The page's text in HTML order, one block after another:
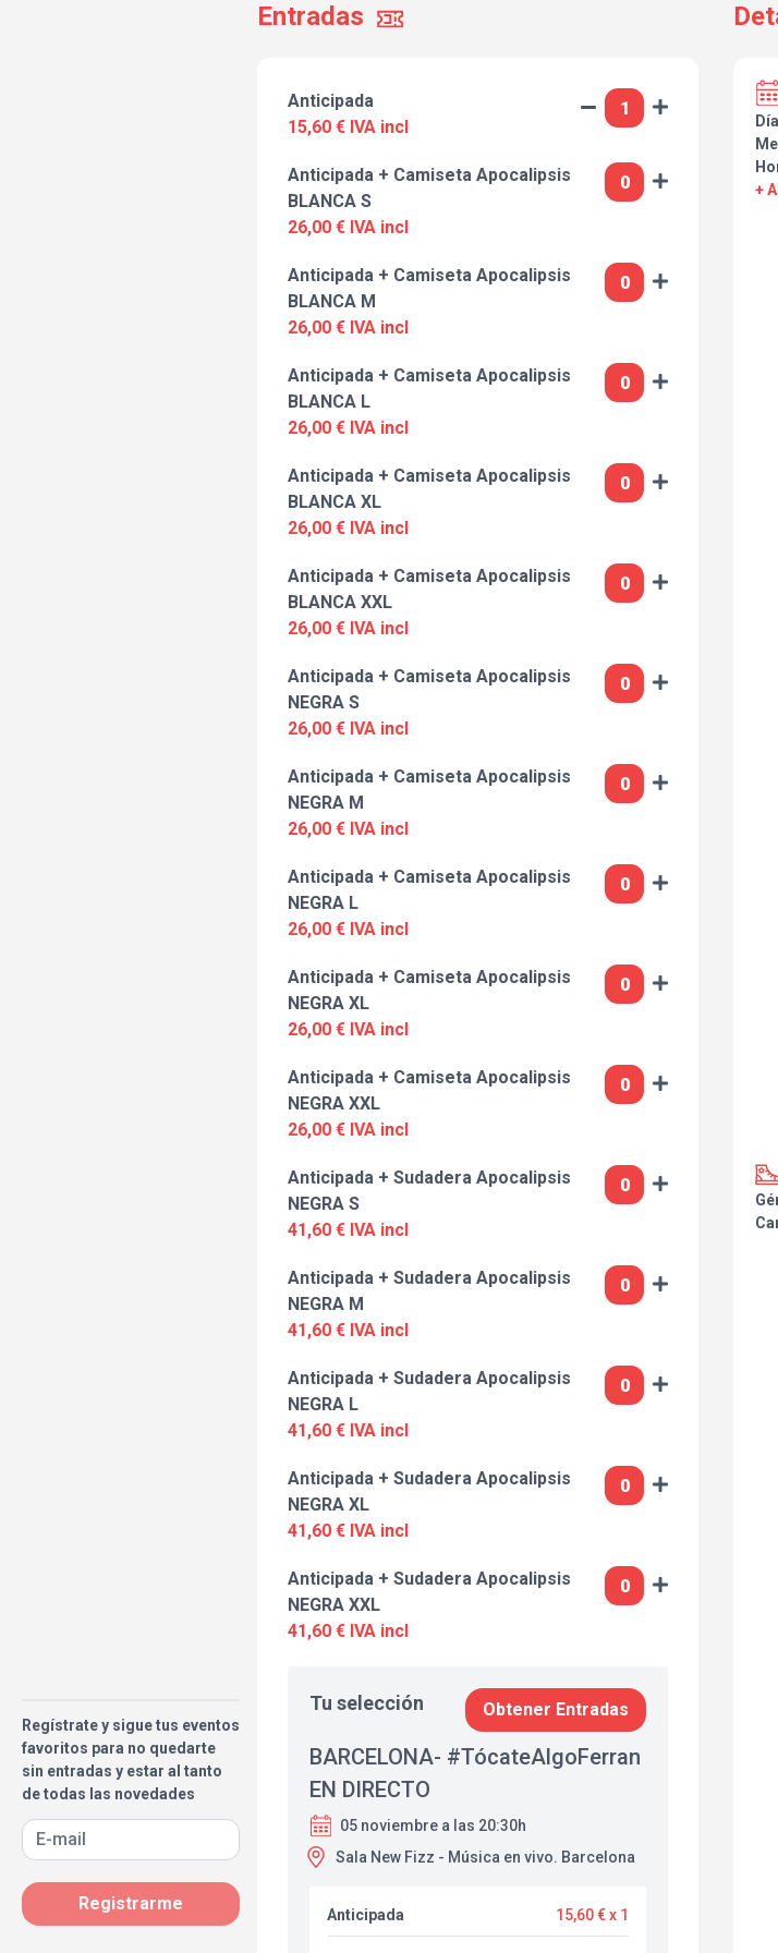
Regístrate y sigue tus eventos
favoritos para no quedarte
sin entradas y estar al tanto
de todas las novedades
Registrarme
Entradas
Anticipada
15,60 € IVA incl
Anticipada + Camiseta Apocalipsis
BLANCA S
26,00 € IVA incl
Anticipada + Camiseta Apocalipsis
BLANCA M
26,00 € IVA incl
Anticipada + Camiseta Apocalipsis
BLANCA L
26,00 € IVA incl
Anticipada + Camiseta Apocalipsis
BLANCA XL
26,00 € IVA incl
Anticipada + Camiseta Apocalipsis
BLANCA XXL
26,00 € IVA incl
Anticipada + Camiseta Apocalipsis
NEGRA S
26,00 € IVA incl
Anticipada + Camiseta Apocalipsis
NEGRA M
26,00 € IVA incl
Anticipada + Camiseta Apocalipsis
NEGRA L
26,00 € IVA incl
Anticipada + Camiseta Apocalipsis
NEGRA XL
26,00 € IVA incl
Anticipada + Camiseta Apocalipsis
NEGRA XXL
26,00 € IVA incl
Anticipada + Sudadera Apocalipsis
NEGRA S
41,60 € IVA incl
Anticipada + Sudadera Apocalipsis
NEGRA M
41,60 € IVA incl
Anticipada + Sudadera Apocalipsis
NEGRA L
41,60 € IVA incl
Anticipada + Sudadera Apocalipsis
NEGRA XL
41,60 € IVA incl
Anticipada + Sudadera Apocalipsis
NEGRA XXL
41,60 € IVA incl
Tu selección Obtener Entradas
BARCELONA- #TócateAlgoFerran
EN DIRECTO
05 noviembre a las 20:30h
Sala New Fizz - Música en vivo. Barcelona
Anticipada 15,60 € x 1
+